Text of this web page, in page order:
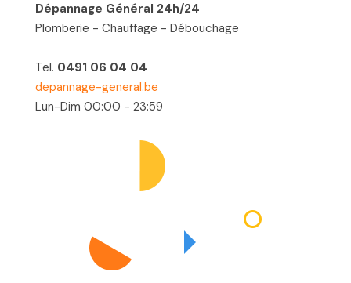
Dépannage Général 24h/24
Plomberie - Chauffage - Débouchage
Tel. 0491 06 04 04
depannage-general.be
Lun-Dim 00:00 - 23:59